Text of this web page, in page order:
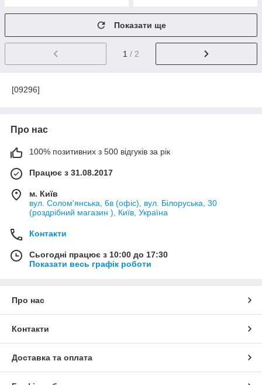
Показати ще
1 / 2
[09296]
Про нас
100% позитивних з 500 відгуків за рік
Працює з 31.08.2017
м. Київ
вул. Солом'янська, 6в (офіс), вул. Білоруська, 30
(роздрібний магазин ), Київ, Україна
Контакти
Сьогодні працює з 10:00 до 17:30
Показати весь графік роботи
Про нас
Контакти
Доставка та оплата